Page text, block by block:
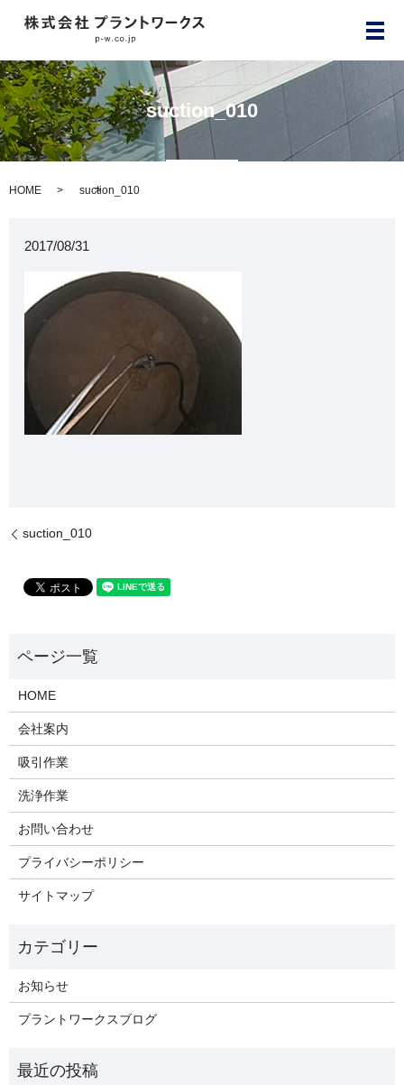
メ
suction_010
HOME suction_010
2017/08/31
suction_010
HOME
会社案内
吸引作業
洗浄作業
お問い合わせ
プライバシーポリシー
サイトマップ
お知らせ
プラントワークスブログ